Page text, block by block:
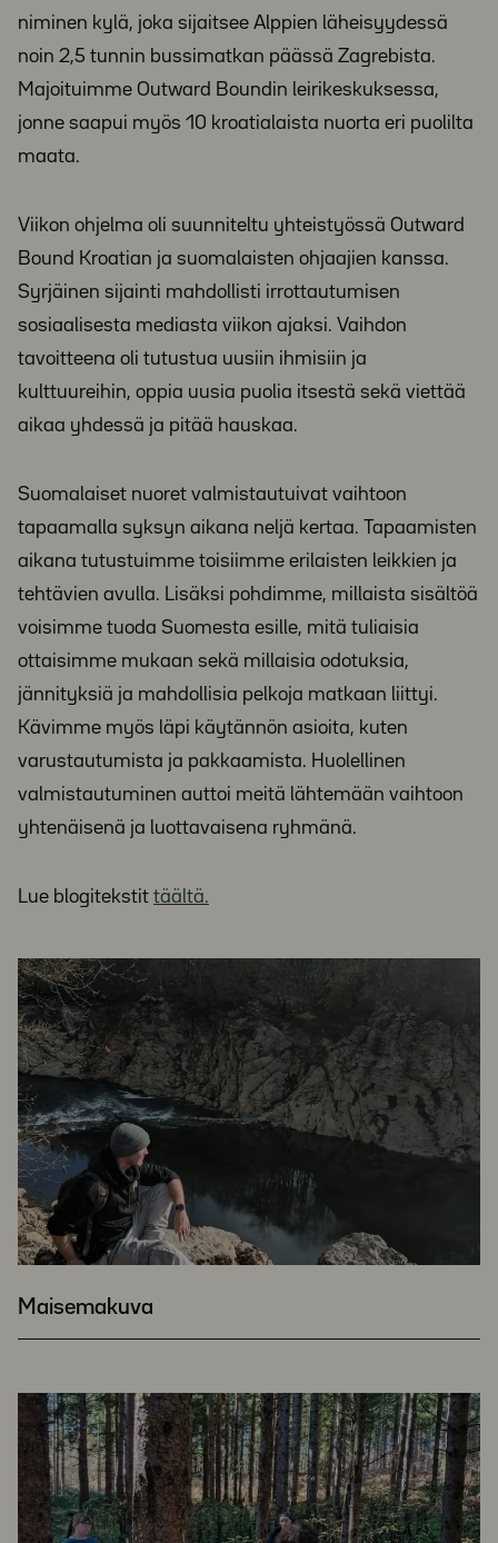
niminen kylä, joka sijaitsee Alppien läheisyydessä
noin 2,5 tunnin bussimatkan päässä Zagrebista.
Majoituimme Outward Boundin leirikeskuksessa,
jonne saapui myös 10 kroatialaista nuorta eri puolilta
maata.
Viikon ohjelma oli suunniteltu yhteistyössä Outward
Bound Kroatian ja suomalaisten ohjaajien kanssa.
Syrjäinen sijainti mahdollisti irrottautumisen
sosiaalisesta mediasta viikon ajaksi. Vaihdon
tavoitteena oli tutustua uusiin ihmisiin ja
kulttuureihin, oppia uusia puolia itsestä sekä viettää
aikaa yhdessä ja pitää hauskaa.
Suomalaiset nuoret valmistautuivat vaihtoon
tapaamalla syksyn aikana neljä kertaa. Tapaamisten
aikana tutustuimme toisiimme erilaisten leikkien ja
tehtävien avulla. Lisäksi pohdimme, millaista sisältöä
voisimme tuoda Suomesta esille, mitä tuliaisia
ottaisimme mukaan sekä millaisia odotuksia,
jännityksiä ja mahdollisia pelkoja matkaan liittyi.
Kävimme myös läpi käytännön asioita, kuten
varustautumista ja pakkaamista. Huolellinen
valmistautuminen auttoi meitä lähtemään vaihtoon
yhtenäisenä ja luottavaisena ryhmänä.
Lue blogitekstit täältä.
Maisemakuva